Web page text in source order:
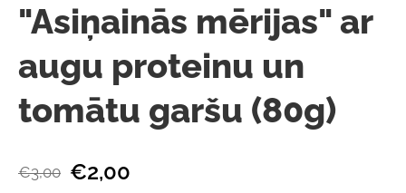
"Asiņainās mērijas" ar
augu proteinu un
tomātu garšu (80g)
€3,00 €2,00